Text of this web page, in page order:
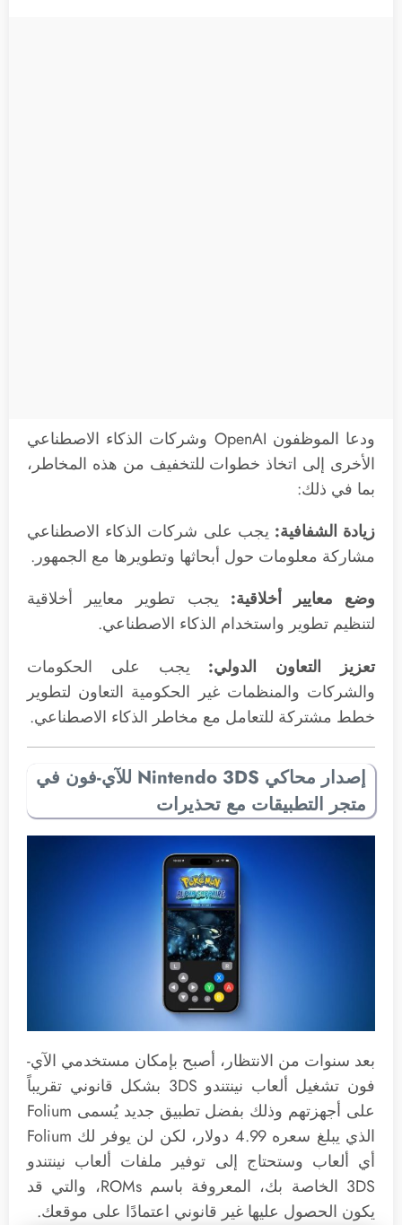
ودعا الموظفون OpenAI وشركات الذكاء الاصطناعي
الأخرى إلى اتخاذ خطوات للتخفيف من هذه المخاطر،
بما في ذلك:
زيادة الشفافية: يجب على شركات الذكاء الاصطناعي
مشاركة معلومات حول أبحاثها وتطويرها مع الجمهور.
وضع معايير أخلاقية: يجب تطوير معايير أخلاقية
لتنظيم تطوير واستخدام الذكاء الاصطناعي.
تعزيز التعاون الدولي: يجب على الحكومات
والشركات والمنظمات غير الحكومية التعاون لتطوير
خطط مشتركة للتعامل مع مخاطر الذكاء الاصطناعي.
إصدار محاكي Nintendo 3DS للآي-فون في
متجر التطبيقات مع تحذيرات
بعد سنوات من الانتظار، أصبح بإمكان مستخدمي الآي-
فون تشغيل ألعاب نينتندو 3DS بشكل قانوني تقريباً
على أجهزتهم وذلك بفضل تطبيق جديد يُسمى Folium
الذي يبلغ سعره 4.99 دولار، لكن لن يوفر لك Folium
أي ألعاب وستحتاج إلى توفير ملفات ألعاب نينتندو
3DS الخاصة بك، المعروفة باسم ROMs، والتي قد
يكون الحصول عليها غير قانوني اعتمادًا على موقعك.